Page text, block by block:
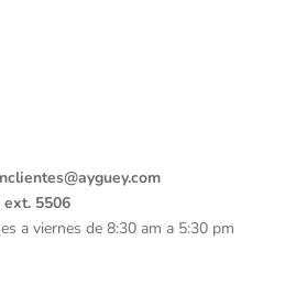
5506
a viernes de 8:30 am a 5:30 pm